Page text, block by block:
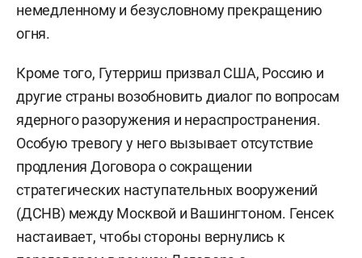
немедленному и безусловному прекращению
огня.
Кроме того, Гутерриш призвал США, Россию и
другие страны возобновить диалог по вопросам
ядерного разоружения и нераспространения.
Особую тревогу у него вызывает отсутствие
продления Договора о сокращении
стратегических наступательных вооружений
(ДСНВ) между Москвой и Вашингтоном. Генсек
настаивает, чтобы стороны вернулись к